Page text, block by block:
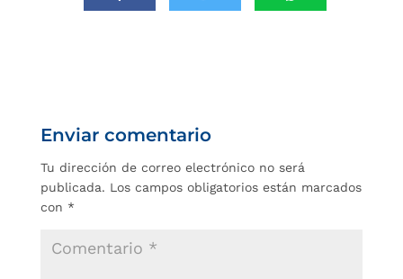
Enviar comentario
Tu dirección de correo electrónico no será
publicada. Los campos obligatorios están marcados
con *